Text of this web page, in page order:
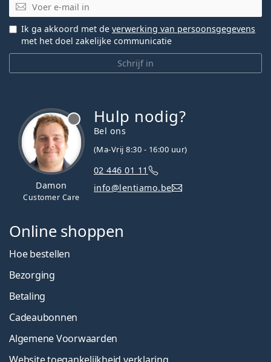
Schrijf in
Ik ga akkoord met de verwerking van persoonsgegevens
met het doel zakelijke communicatie
Damon
Customer Care
Hulp nodig?
Bel ons
(Ma-Vrij 8:30 - 16:00 uur)
02 446 01 11
info@lentiamo.be
Online shoppen
Hoe bestellen
Bezorging
Betaling
Cadeaubonnen
Algemene Voorwaarden